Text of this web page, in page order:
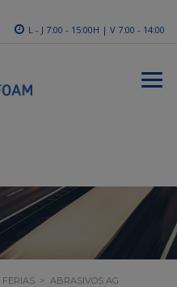
L - J 7:00 - 15:00H | V 7:00 - 14:00
FERIAS > ABRASIVOS AG